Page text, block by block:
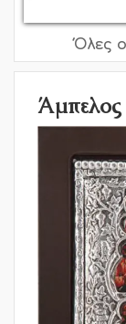
Όλες
Άμπελος